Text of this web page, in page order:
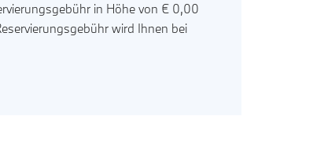
in Höhe von € 0,00
wird Ihnen bei